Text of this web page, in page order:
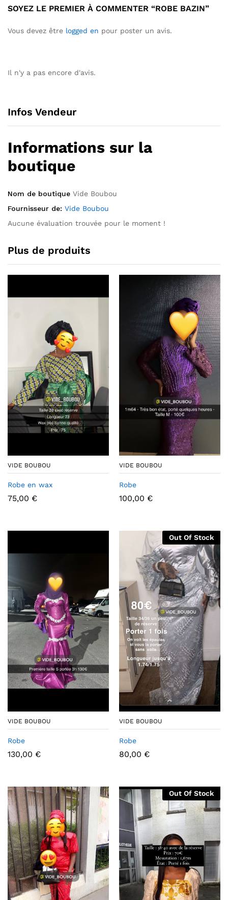
SOYEZ LE PREMIER À COMMENTER “ROBE BAZIN”
Vous devez être logged en pour poster un avis.
Il n'y a pas encore d'avis.
Infos Vendeur
Informations sur la
boutique
Nom de boutique Vide Boubou
Fournisseur de: Vide Boubou
Aucune évaluation trouvée pour le moment !
Plus de produits
VIDE BOUBOU
Robe en wax
75,00 €
VIDE BOUBOU
Robe
100,00 €
VIDE BOUBOU
Robe
130,00 €
Out Of Stock
VIDE BOUBOU
Robe
80,00 €
Out Of Stock